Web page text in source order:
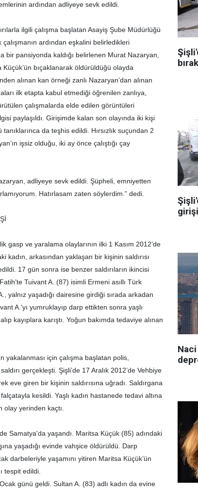
ardından adliyeye sevk edildi.
ilgili çalışma başlatan Asayiş Şube Müdürlüğü
ardından eşkalini belirledikleri
bir pansiyonda kaldığı belirlenen Murat Nazaryan,
Küçük’ün bıçaklanarak öldürüldüğü olayda
alınan kan örneği zanlı Nazaryan’dan alınan
ilk etapta kabul etmediği öğrenilen zanlıya,
çalışmalarda elde edilen görüntüleri
paylaşıldı. Girişimde kalan son olayında iki kişi
da teşhis edildi. Hırsızlık suçundan 2
işsiz olduğu, iki ay önce çalıştığı çay
adliyeye sevk edildi. Şüpheli, emniyetten
Hatırlasam zaten söylerdim.” dedi.
gasp ve yaralama olaylarının ilki 1 Kasım 2012’de
kadın, arkasından yaklaşan bir kişinin saldırısı
17 gün sonra ise benzer saldırıların ikincisi
Tuivant A. (87) isimli Ermeni asıllı Türk
yalnız yaşadığı dairesine girdiği sırada arkadan
A.’yı yumruklayıp darp ettikten sonra yaşlı
kayıplara karıştı. Yoğun bakımda tedaviye alınan
yakalanması için çalışma başlatan polis,
gerçekleşti. Şişli’de 17 Aralık 2012’de Vehbiye
eve giren bir kişinin saldırısına uğradı. Saldırgana
kesildi. Yaşlı kadın hastanede tedavi altına
olay yerinden kaçtı.
Samatya'da yaşandı. Maritsa Küçük (85) adındaki
yaşadığı evinde vahşice öldürüldü. Darp
darbeleriyle yaşamını yitiren Maritsa Küçük’ün
tespit edildi.
günü geldi. Sultan A. (83) adlı kadın da evine